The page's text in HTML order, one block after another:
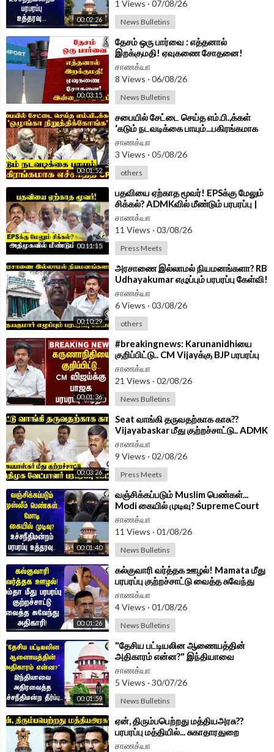
Android App -https://play.google.com/store/....apps/details?id=
com.
00:02:26
1 Views · 07/08/26
News Bulletins
00:03:15
⁣தேசம் ஒரு பார்வை : எத்தனால்
இறக்குமதி! ஏவுகணை சோதனை!
இன்றைய பரபரப்பு
சாணக்யா
8 Views · 06/08/26
News Bulletins
00:01:52
⁣சபையில் சேட்டை செய்த எம்.பி.,க்கள்
‘கடும் நடவடிக்கை பாயும்...பகிரங்கமாக
எச்சரித்த CPR | Parliament
சாணக்யா
3 Views · 05/08/26
others
00:11:15
⁣பதவியை ஏற்காத மூவர்! EPSக்கு மேலும்
சிக்கல்? ADMKவில் மீண்டும் பரபரப்பு |
SP Velumani Press Meet
சாணக்யா
11 Views · 03/08/26
Press Meets
00:10:29
⁣அரசாணை இல்லாமல் நியமனங்களா? RB
Udhayakumar எழுப்பும் பரபரப்பு கேள்வி!
| Madurai
சாணக்யா
6 Views · 03/08/26
others
00:01:36
⁣#breakingnews: Karunanidhiயை
குறிப்பிட்டு.. CM Vijayக்கு BJP பரபரப்பு
கடிதம் | Mekedatu
சாணக்யா
21 Views · 02/08/26
News Bulletins
00:03:26
⁣Seat வாங்கி தருவதற்காக காசு??
Vijayabaskar மீது குற்றச்சாட்டு.. ADMK
வேட்பாளர் பரபரப்பு பேட்டி
சாணக்யா
9 Views · 02/08/26
Press Meets
00:01:40
⁣வஞ்சிக்கப்படும் Muslim பெண்கள்...
Modi கையில் முடிவு? SupremeCourt
பரபரப்பு உத்தரவு | India
சாணக்யா
11 Views · 01/08/26
News Bulletins
00:01:26
⁣கல்குவாரி வர்த்தக ஊழல்! Mamata மீது
பரபரப்பு குற்றச்சாட்டு வைத்த சுவேந்து
அதிகாரி! | West Bengal
சாணக்யா
4 Views · 01/08/26
News Bulletins
00:01:59
⁣"தேசிய பட்டியலின ஆணையத்தின்
அதிகாரம் என்ன?" இந்தியாவை
அதிரவைத்த Supreme Court தீர்ப்பு..
சாணக்யா
5 Views · 30/07/26
News Bulletins
⁣ஏன், திரும்பபெற்றது மத்தியஅரசு??
பரபரப்பு மத்தியில்... சுகாதாரதுறை
அமைச்சர் திடீர் பேட்டி | Chennai
சாணக்யா